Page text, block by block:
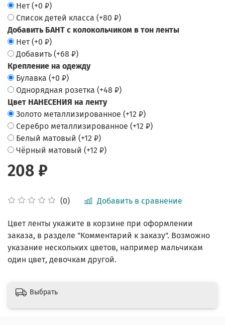
(0) Добавить в сравнение
Нет(+0 ₽)
Список детей класса (+80 ₽)
Добавить БАНТ с колокольчиком в тон ленты
Нет(+0 ₽)
Добавить (+68 ₽)
Крепление на одежду
Булавка (+0 ₽)
Однорядная розетка (+48 ₽)
Цвет НАНЕСЕНИЯ на ленту
Золото металлизированное (+12 ₽)
Серебро металлизированное (+12 ₽)
Белый матовый (+12 ₽)
Чёрный матовый (+12 ₽)
208 ₽
Цвет ленты укажите в корзине при оформлении
заказа, в разделе "Комментарий к заказу". Возможно
указание нескольких цветов, например мальчикам
один цвет, девочкам другой.
Выбрать